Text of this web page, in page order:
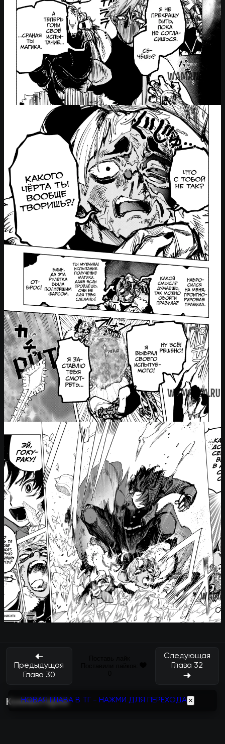
Предыдущая
Глава 30
Следующая
Глава 32
Комментарии
НОВАЯ ГЛАВА В ТГ - НАЖМИ ДЛЯ ПЕРЕХОДА ✕